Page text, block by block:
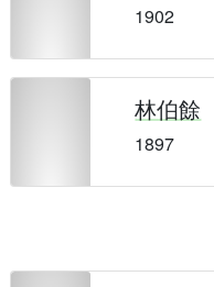
1902
林伯餘
1897